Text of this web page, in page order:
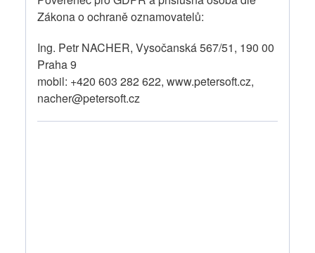
Zákona o ochraně oznamovatelů:
Ing. Petr NACHER, Vysočanská 567/51, 190 00
Praha 9
mobil: +420 603 282 622, www.petersoft.cz,
nacher@petersoft.cz